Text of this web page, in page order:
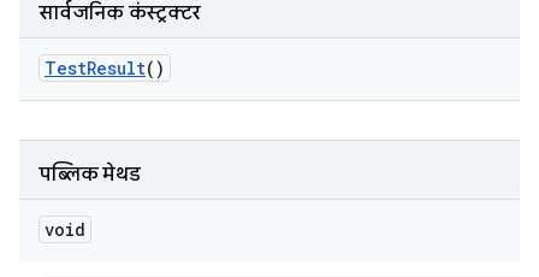
सार्वजनिक कंस्ट्रक्टर
TestResult()
पब्लिक मेथड
void